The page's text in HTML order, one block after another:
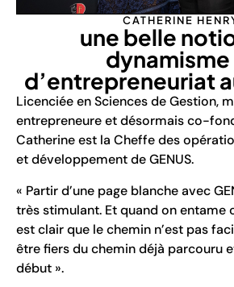
CATHERINE
une belle
d’entrepreneuriat
Licenciée en Sciences de Gestion,
entrepreneure et désormais co-
Catherine est la Cheffe des
et développement de GENUS.
« Partir d’une page blanche avec
très stimulant. Et quand on entame
est clair que le chemin n’est pas
être fiers du chemin déjà parcouru
début ».